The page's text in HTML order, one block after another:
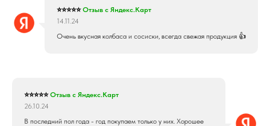
⭐⭐⭐⭐⭐Отзыв с Яндекс.Карт
14.11.24
Очень вкусная колбаса и сосиски, всегда свежая продукция 👍
⭐⭐⭐⭐⭐Отзыв с Яндекс.Карт
26.10.24
В последний пол года - год покупаем только у них. Хорошее